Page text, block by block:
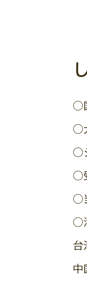
○
○
○
○
○
○
台
中